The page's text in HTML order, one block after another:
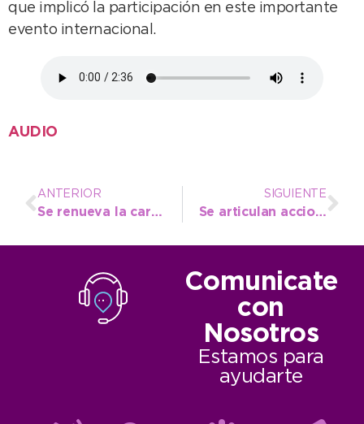
que implicó la participación en este importante
evento internacional.
AUDIO
ANTERIOR
Se renueva la cartelería turística en la vía pública
SIGUIENTE
Se articulan acciones con la Inspección de Educación Física para el calendario deportivo escolar 2026
Comunicate
con
Nosotros
Estamos para
ayudarte